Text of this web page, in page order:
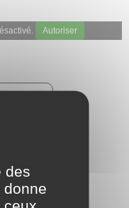
Autoriser
avis
des
donne